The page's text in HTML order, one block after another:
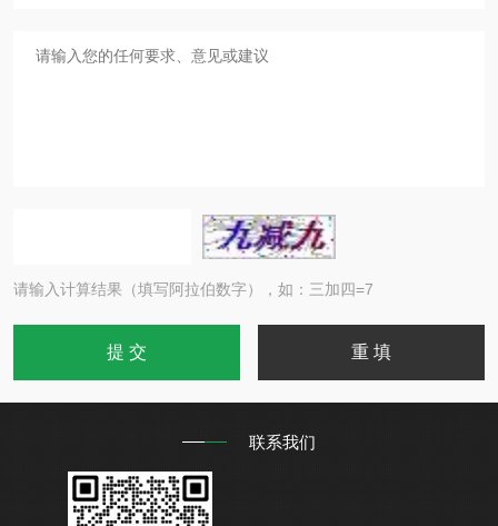
请输入计算结果（填写阿拉伯数字），如：三加四=7
联系我们